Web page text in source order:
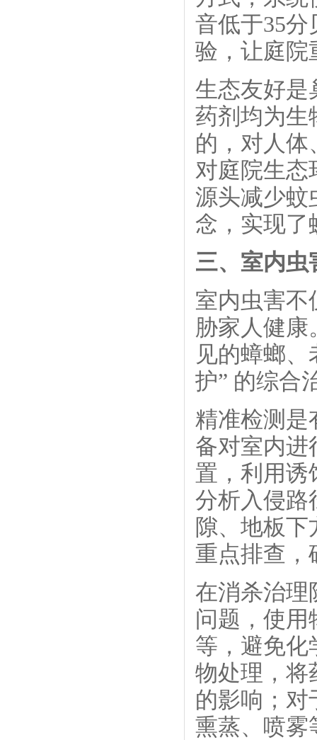
音低于35
验，让庭院
生态友好是
药剂均为生
的，对人体
对庭院生态
源头减少蚊
念，实现了
三、室内虫
室内虫害不
胁家人健
见的蟑螂
护” 的综合
精准检测是
备对室内进
置，利用诱
分析入侵路
隙、地板
重点排查，
在消杀治理
问题，使用
等，避免化
物处理，将
的影响；对
熏蒸、喷雾